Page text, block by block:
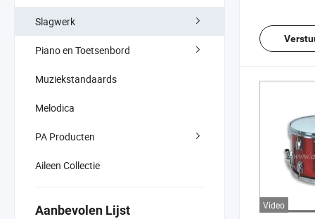
Slagwerk
Piano en Toetsenbord
Muziekstandaards
Melodica
PA Producten
Aileen Collectie
Aanbevolen Lijst Video